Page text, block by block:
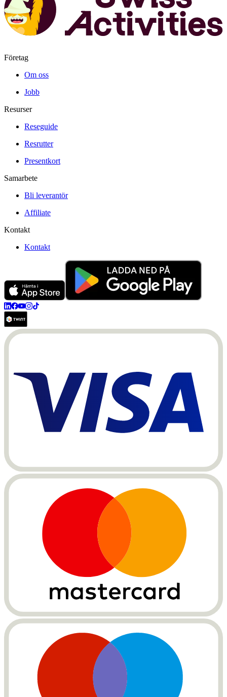
Företag
Om oss
Jobb
Resurser
Reseguide
Resrutter
Presentkort
Samarbete
Bli leverantör
Affiliate
Kontakt
Kontakt